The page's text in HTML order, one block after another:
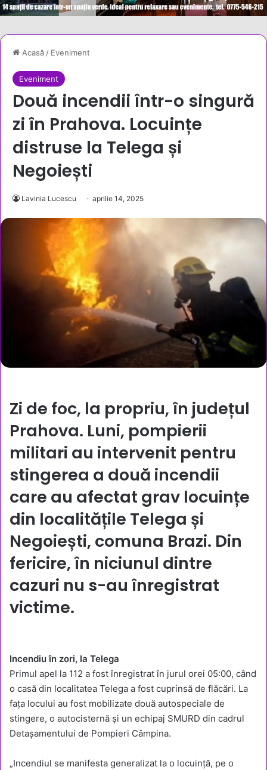
Acasă/ Eveniment
Eveniment
Două incendii într-o singură
zi în Prahova. Locuințe
distruse la Telega și
Negoiești
Lavinia Lucescu aprilie 14, 2025
Zi de foc, la propriu, în județul
Prahova. Luni, pompierii
militari au intervenit pentru
stingerea a două incendii
care au afectat grav locuințe
din localitățile Telega și
Negoiești, comuna Brazi. Din
fericire, în niciunul dintre
cazuri nu s-au înregistrat
victime.
Incendiu în zori, la Telega
Primul apel la 112 a fost înregistrat în jurul orei 05:00, când
o casă din localitatea Telega a fost cuprinsă de flăcări. La
fața locului au fost mobilizate două autospeciale de
stingere, o autocisternă și un echipaj SMURD din cadrul
Detașamentului de Pompieri Câmpina.
„Incendiul se manifesta generalizat la o locuință, pe o